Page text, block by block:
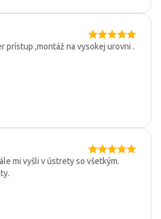
prístup ,montáž na vysokej urovni .
mi vyšli v ústrety so všetkým.